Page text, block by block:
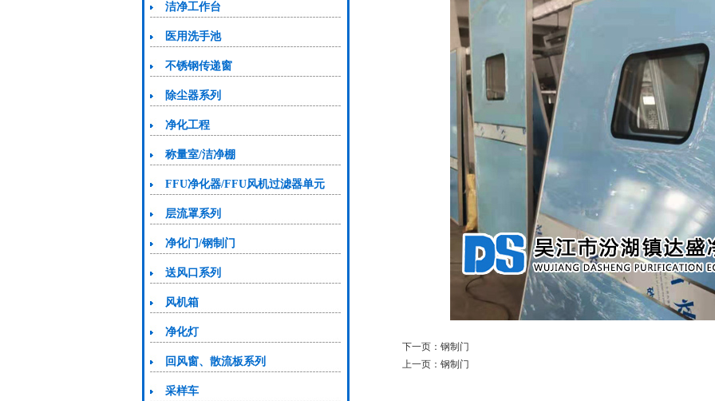
洁净工作台
医用洗手池
不锈钢传递窗
除尘器系列
净化工程
称量室/洁净棚
FFU净化器/FFU风机过滤器单元
层流罩系列
净化门/钢制门
送风口系列
风机箱
净化灯
回风窗、散流板系列
采样车
下一页： 钢制门
上一页： 钢制门